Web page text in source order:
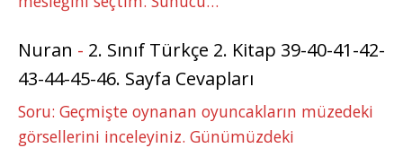
Nuran - 2. Sınıf Türkçe 2. Kitap 39-40-41-42-
43-44-45-46. Sayfa Cevapları
Soru: Geçmişte oynanan oyuncakların müzedeki
görsellerini inceleyiniz. Günümüzdeki